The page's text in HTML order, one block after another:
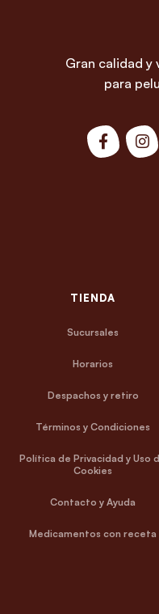
Gran calidad y
para
TIENDA
Sucursales
Horarios
Despachos y retiro
Términos y Condiciones
Política de Privacidad y Uso
Cookies
Contacto y Ayuda
Medicamentos con receta